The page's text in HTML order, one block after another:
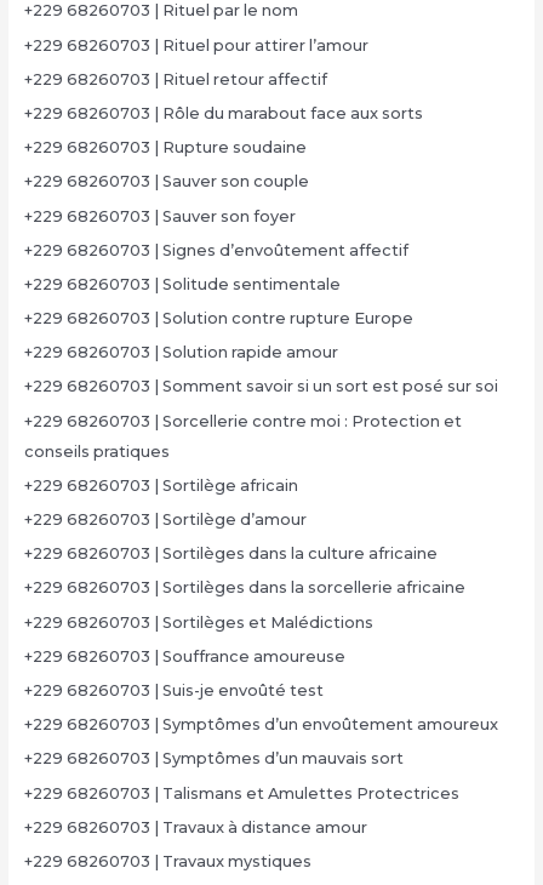
+229 68260703 | Rituel par le nom
+229 68260703 | Rituel pour attirer l’amour
+229 68260703 | Rituel retour affectif
+229 68260703 | Rôle du marabout face aux sorts
+229 68260703 | Rupture soudaine
+229 68260703 | Sauver son couple
+229 68260703 | Sauver son foyer
+229 68260703 | Signes d’envoûtement affectif
+229 68260703 | Solitude sentimentale
+229 68260703 | Solution contre rupture Europe
+229 68260703 | Solution rapide amour
+229 68260703 | Somment savoir si un sort est posé sur soi
+229 68260703 | Sorcellerie contre moi : Protection et
conseils pratiques
+229 68260703 | Sortilège africain
+229 68260703 | Sortilège d’amour
+229 68260703 | Sortilèges dans la culture africaine
+229 68260703 | Sortilèges dans la sorcellerie africaine
+229 68260703 | Sortilèges et Malédictions
+229 68260703 | Souffrance amoureuse
+229 68260703 | Suis-je envoûté test
+229 68260703 | Symptômes d’un envoûtement amoureux
+229 68260703 | Symptômes d’un mauvais sort
+229 68260703 | Talismans et Amulettes Protectrices
+229 68260703 | Travaux à distance amour
+229 68260703 | Travaux mystiques